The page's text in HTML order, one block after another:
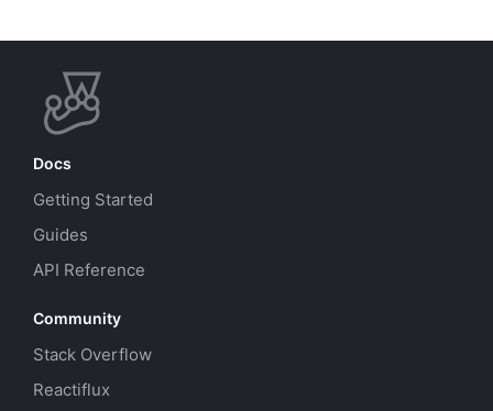
Docs
Getting Started
Guides
API Reference
Community
Stack Overflow
Reactiflux